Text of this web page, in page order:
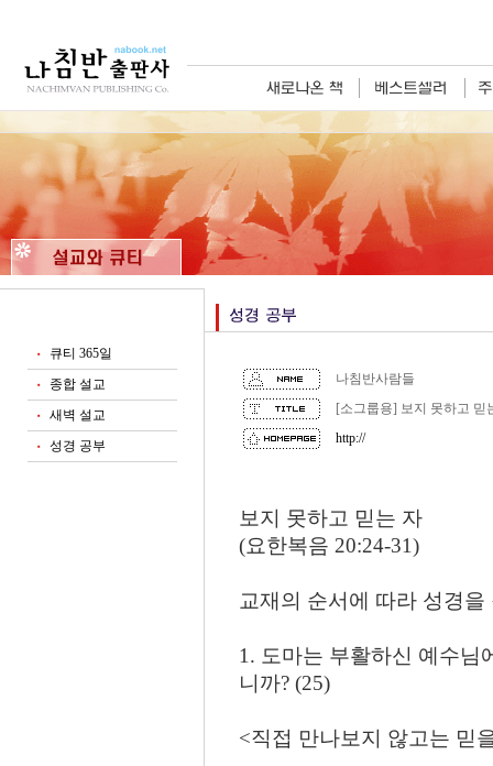
■ 큐티 365일
■ 종합 설교
■ 새벽 설교
■ 성경 공부
나침반사람들
[소그룹용] 보지 못하고 믿
http://
보지 못하고 믿는 자
(요한복음 20:24-31)
교재의 순서에 따라 성경
1. 도마는 부활하신 예수님
니까? (25)
<직접 만나보지 않고는 믿